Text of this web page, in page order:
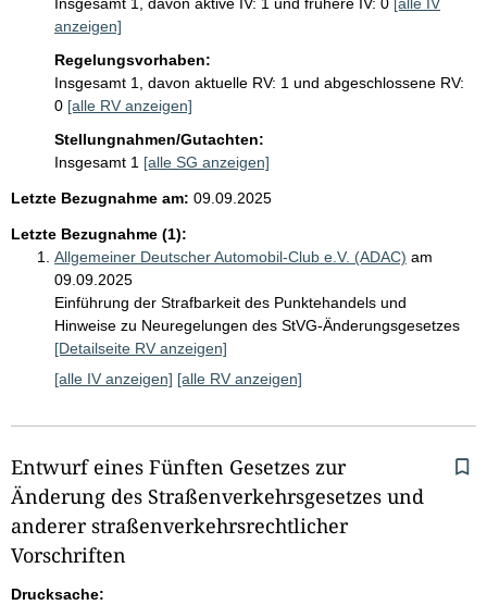
anzeigen]
Regelungsvorhaben:
Insgesamt 1, davon aktuelle RV: 1 und abgeschlossene RV:
0 [alle RV anzeigen]
Stellungnahmen/Gutachten:
Insgesamt 1 [alle SG anzeigen]
Letzte Bezugnahme am: 09.09.2025
Letzte Bezugnahme (1):
Allgemeiner Deutscher Automobil-Club e.V. (ADAC) am
09.09.2025
Einführung der Strafbarkeit des Punktehandels und
Hinweise zu Neuregelungen des StVG-Änderungsgesetzes
[Detailseite RV anzeigen]
[alle IV anzeigen] [alle RV anzeigen]
Entwurf eines Fünften Gesetzes zur
Änderung des Straßenverkehrsgesetzes und
anderer straßenverkehrsrechtlicher
Vorschriften
Drucksache: